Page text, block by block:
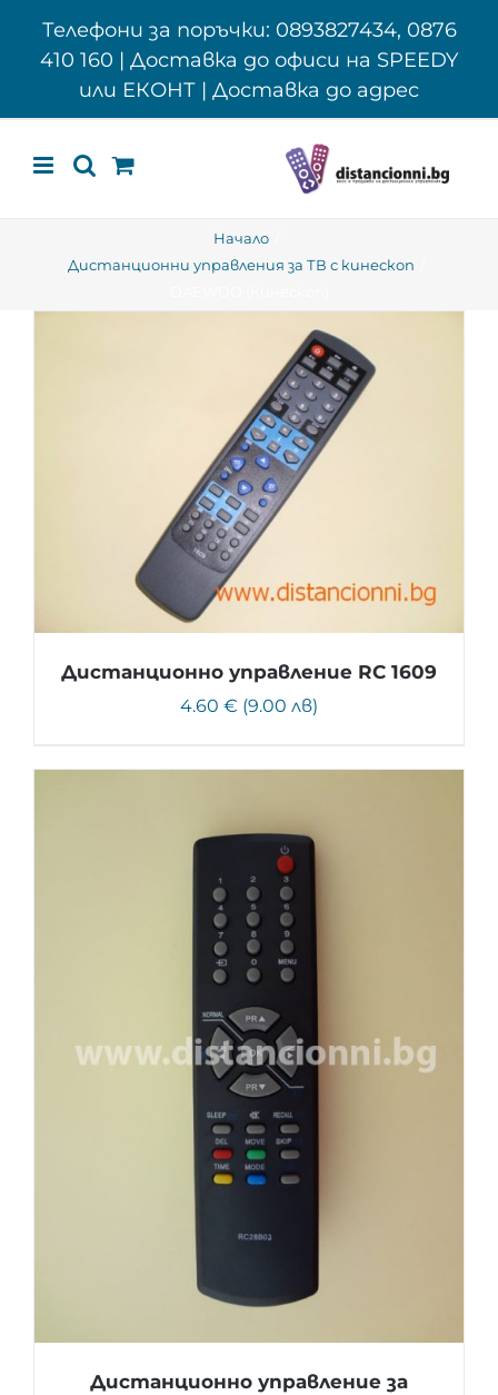
Телефони за поръчки: 0893827434, 0876
410 160 | Доставка до офиси на SPEEDY
или ЕКОНТ | Доставка до адрес
Начало
Дистанционни управления за ТВ с кинескоп
Дистанционно управление RC 1609
4.60 € (9.00 лв)
Дистанционно управление за